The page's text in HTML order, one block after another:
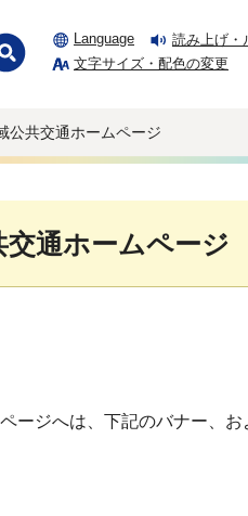
Language
読み上げ・
文字サイズ・配色の変更
公共交通ホームページ
交通ホームページ
ージへは、下記のバナー、